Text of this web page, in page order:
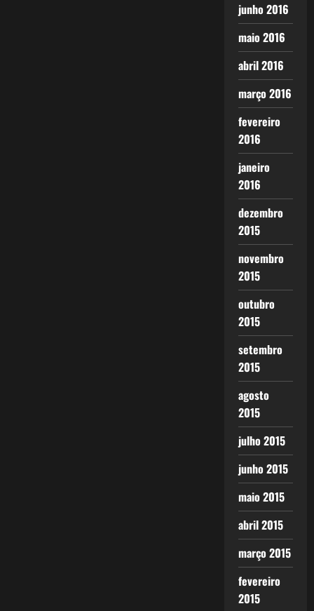
junho 2016
maio 2016
abril 2016
março 2016
fevereiro
2016
janeiro
2016
dezembro
2015
novembro
2015
outubro
2015
setembro
2015
agosto
2015
julho 2015
junho 2015
maio 2015
abril 2015
março 2015
fevereiro
2015